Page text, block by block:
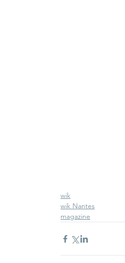
wik
wik Nantes
magazine